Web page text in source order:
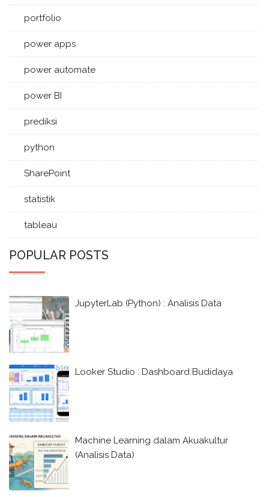
portfolio
power apps
power automate
power BI
prediksi
python
SharePoint
statistik
tableau
POPULAR POSTS
JupyterLab (Python) : Analisis Data
Looker Studio : Dashboard Budidaya
Machine Learning dalam Akuakultur
(Analisis Data)